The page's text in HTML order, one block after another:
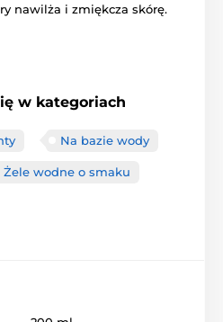
nawilża i zmiękcza skórę.
w kategoriach
Na bazie wody
Żele wodne o smaku